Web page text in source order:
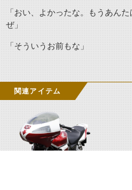
「おい、よかったな。もうあん
ぜ」
「そういうお前もな」
関連アイテム